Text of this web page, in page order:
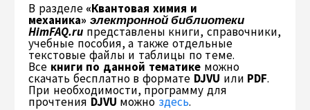
В разделе «Квантовая химия и
механика» электронной библиотеки
HimFAQ.ru представлены книги, справочники,
учебные пособия, а также отдельные
текстовые файлы и таблицы по теме.
Все книги по данной тематикеможно
скачать бесплатно в формате DJVU или PDF.
При необходимости, программу для
прочтения DJVU можно здесь.